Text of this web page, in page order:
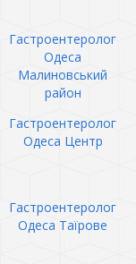
Гастроентеролог
Одеса
Малиновський
район
Гастроентеролог
Одеса Центр
Гастроентеролог
Одеса Таїрове